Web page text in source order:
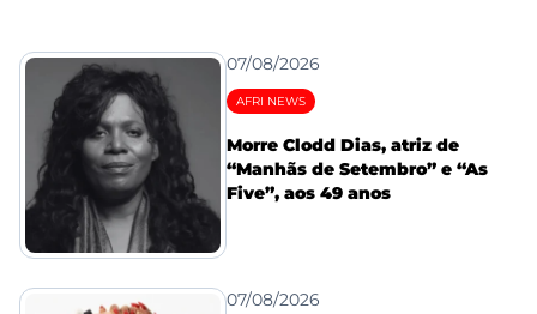
07/08/2026
AFRI NEWS
Morre Clodd Dias, atriz de
“Manhãs de Setembro” e “As
Five”, aos 49 anos
07/08/2026